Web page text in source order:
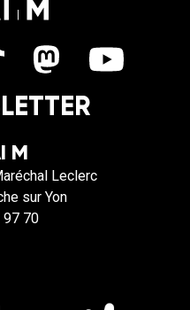
M
Leclerc
sur Yon
97 70